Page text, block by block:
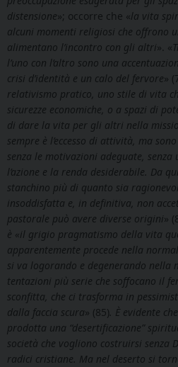
distensione»; occorre che «la vita
alcuni momenti religiosi che offrono
alimentano l’incontro con gli altri». «
l’uno con l’altro sono una
crisi d’identità e un calo del fervore»
relativismo pratico, uno stile di vita
sicurezze economiche, o a spazi di
di dare la vita per gli altri nella
sempre è l’eccesso di attività, ma
senza le motivazioni adeguate,
l’azione e la renda desiderabile. Da
stanchino più di quanto sia
insoddisfatta e, in definitiva, non
pastorale può avere diverse origini»
è «il grigio pragmatismo della vita
apparentemente procede nella
si va logorando e degenerando nella
tentazioni più serie che soffocano il
sconfitta, che ci trasforma in
dalla faccia scura» (85) . È evidente
prodotta una “desertificazione”
società che vogliono costruirsi senza
radici cristiane. Ma nel deserto si